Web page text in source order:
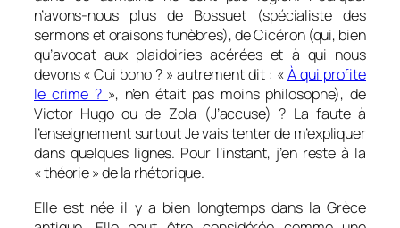
n’avons-nous plus de Bossuet (spécialiste des
sermons et oraisons funèbres), de Cicéron (qui, bien
qu’avocat aux plaidoiries acérées et à qui nous
devons « Cui bono ? » autrement dit : «À qui profite
le crime ? », n’en était pas moins philosophe), de
Victor Hugo ou de Zola (J’accuse) ? La faute à
l’enseignement surtout Je vais tenter de m’expliquer
dans quelques lignes. Pour l’instant, j’en reste à la
« théorie » de la rhétorique.
Elle est née il y a bien longtemps dans la Grèce